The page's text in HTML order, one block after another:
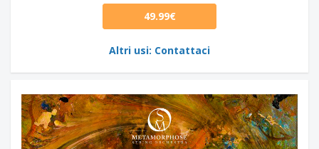
49.99€
Altri usi: Contattaci